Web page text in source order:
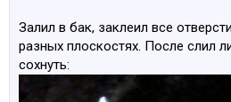
Залил в бак, заклеил все
разных плоскостях. После слил
сохнуть: